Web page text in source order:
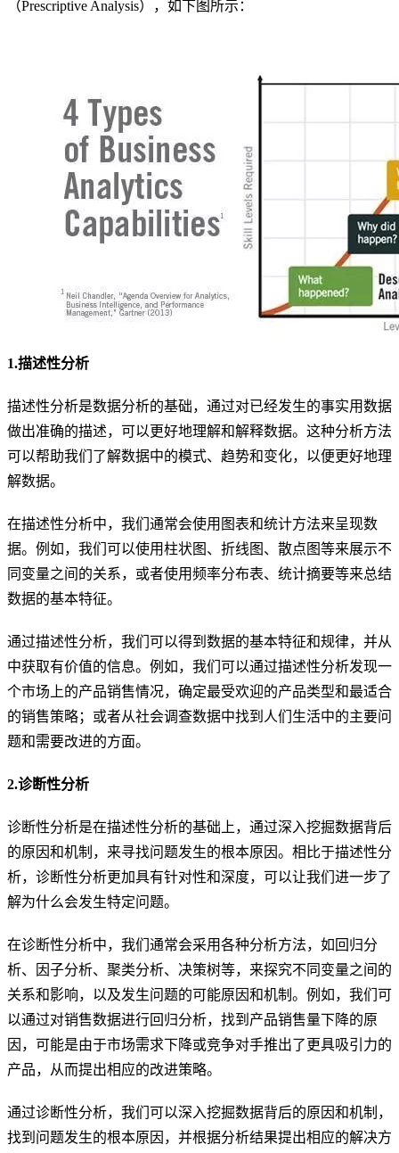
（Prescriptive Analysis），如下图所示：
1.描述性分析
描述性分析是数据分析的基础，通过对已经发生的事实用数据
做出准确的描述，可以更好地理解和解释数据。这种分析方法
可以帮助我们了解数据中的模式、趋势和变化，以便更好地理
解数据。
在描述性分析中，我们通常会使用图表和统计方法来呈现数
据。例如，我们可以使用柱状图、折线图、散点图等来展示不
同变量之间的关系，或者使用频率分布表、统计摘要等来总结
数据的基本特征。
通过描述性分析，我们可以得到数据的基本特征和规律，并从
中获取有价值的信息。例如，我们可以通过描述性分析发现一
个市场上的产品销售情况，确定最受欢迎的产品类型和最适合
的销售策略；或者从社会调查数据中找到人们生活中的主要问
题和需要改进的方面。
2.诊断性分析
诊断性分析是在描述性分析的基础上，通过深入挖掘数据背后
的原因和机制，来寻找问题发生的根本原因。相比于描述性分
析，诊断性分析更加具有针对性和深度，可以让我们进一步了
解为什么会发生特定问题。
在诊断性分析中，我们通常会采用各种分析方法，如回归分
析、因子分析、聚类分析、决策树等，来探究不同变量之间的
关系和影响，以及发生问题的可能原因和机制。例如，我们可
以通过对销售数据进行回归分析，找到产品销售量下降的原
因，可能是由于市场需求下降或竞争对手推出了更具吸引力的
产品，从而提出相应的改进策略。
通过诊断性分析，我们可以深入挖掘数据背后的原因和机制，
找到问题发生的根本原因，并根据分析结果提出相应的解决方